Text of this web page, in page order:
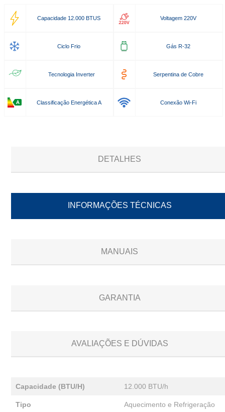
Capacidade 12.000 BTUS Voltagem 220V
Ciclo Frio Gás R-32
Tecnologia Inverter Serpentina de Cobre
Classificação Energética A Conexão Wi-Fi
DETALHES
INFORMAÇÕES TÉCNICAS
MANUAIS
GARANTIA
AVALIAÇÕES E DÚVIDAS
Capacidade (BTU/H) 12.000 BTU/h
Tipo Aquecimento e Refrigeração